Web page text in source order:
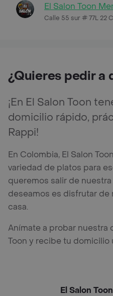
El Salon Toon
Calle 55 sur # 77L 22
¿Quieres pedir a
¡En El Salon Toon
domicilio rápido,
Rappi!
En Colombia, El Salon
variedad de platos para
queremos salir de
deseamos es disfrutar de
casa.
Anímate a probar nuestra
Toon y recibe tu domicilio
El Salon